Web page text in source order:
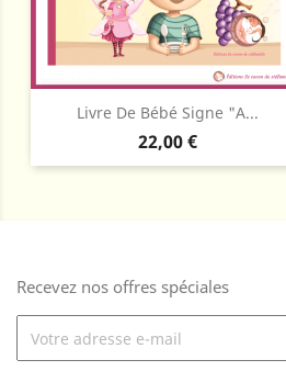
Livre De Bébé Signe "A...
Prix
22,00 €
Recevez nos offres spéciales